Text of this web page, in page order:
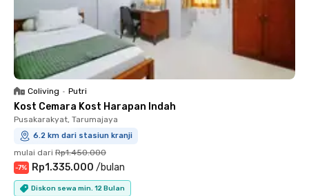
Coliving • Putri
Kost Cemara Kost Harapan Indah
Pusakarakyat, Tarumajaya
6.2 km dari stasiun kranji
mulai dari Rp1.450.000
-7% Rp1.335.000 /bulan
Diskon sewa min. 12 Bulan